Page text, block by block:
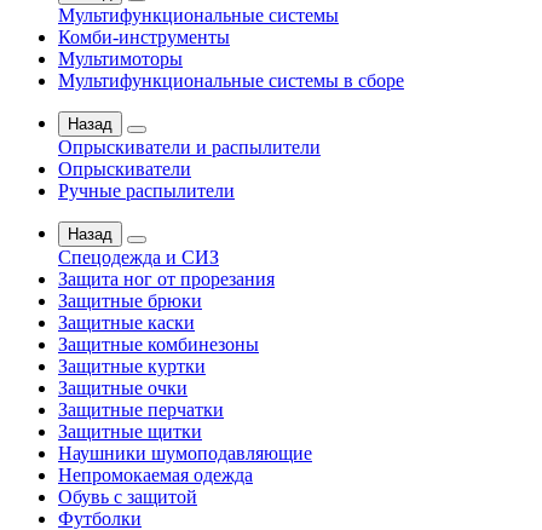
Мультифункциональные системы
Комби-инструменты
Мультимоторы
Мультифункциональные системы в сборе
Назад
Опрыскиватели и распылители
Опрыскиватели
Ручные распылители
Назад
Спецодежда и СИЗ
Защита ног от прорезания
Защитные брюки
Защитные каски
Защитные комбинезоны
Защитные куртки
Защитные очки
Защитные перчатки
Защитные щитки
Наушники шумоподавляющие
Непромокаемая одежда
Обувь с защитой
Футболки